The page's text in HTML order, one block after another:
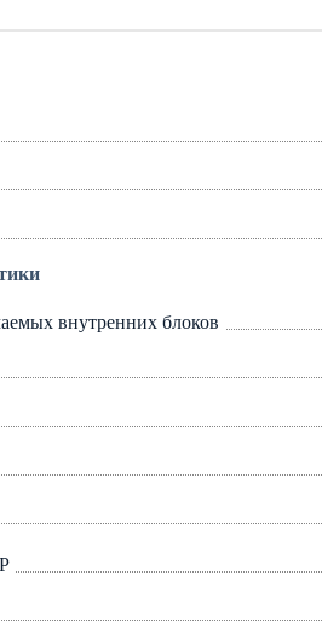
внутренних блоков